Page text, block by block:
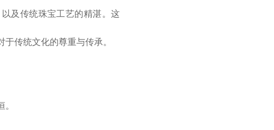
及传统珠宝工艺的精湛。这
传统文化的尊重与传承。